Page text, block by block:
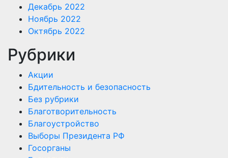
Декабрь 2022
Ноябрь 2022
Октябрь 2022
Рубрики
Акции
Бдительность и безопасность
Без рубрики
Благотворительность
Благоустройство
Выборы Президента РФ
Госорганы